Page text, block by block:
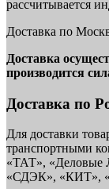
рассчитывается
Доставка по
Доставка
производится
Доставка по
Для доставки
транспортными
«ТАТ», «Деловые
«СДЭК», «КИТ»,